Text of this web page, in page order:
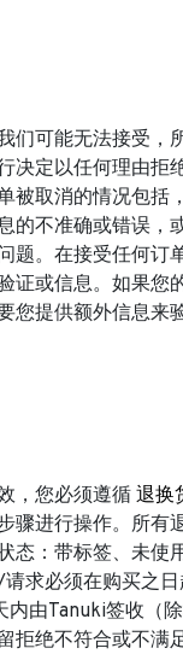
们可能无法接受，
决定以任何理由拒
被取消的情况包括
的不准确或错误，
题。在接受任何订
证或信息。如果您
您提供额外信息来
，您必须遵循 退换
骤进行操作。所有
态：带标签、未使
求必须在购买之
内由Tanuki签收（
拒绝不符合或不满